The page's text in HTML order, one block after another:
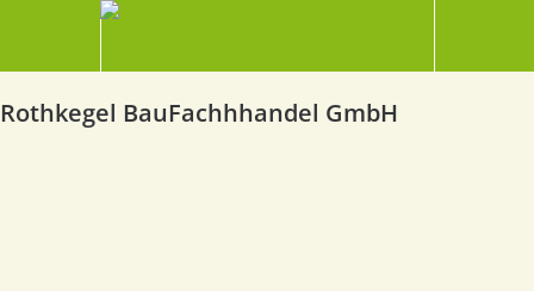
Rothkegel BauFachhhandel GmbH